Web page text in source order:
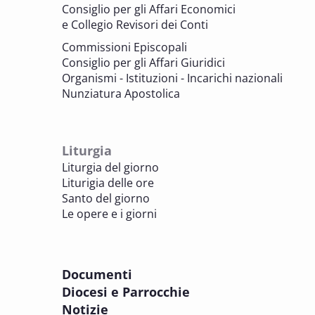
7 OTTOBRE 2025
Consulta nazionale Beni culturali e Edilizia
di culto
BENI CULTURALI E EDILIZIA DI CULTO
sezione Edilizia di culto
BENI CULTURALI E EDILIZIA DI CULTO
8 OTTOBRE 2025
Incontro online dei Direttori diocesani,
8 OTTOBRE 2025
Corso FC32.5 - Introduzione alla teologia
Consiglio per gli Affari Economici
e Collegio Revisori dei Conti
Commissioni Episcopali
Consiglio per gli Affari Giuridici
Organismi - Istituzioni - Incarichi nazionali
Nunziatura Apostolica
Liturgia
Liturgia del giorno
Liturigia delle ore
Santo del giorno
Le opere e i giorni
Documenti
Diocesi e Parrocchie
Notizie